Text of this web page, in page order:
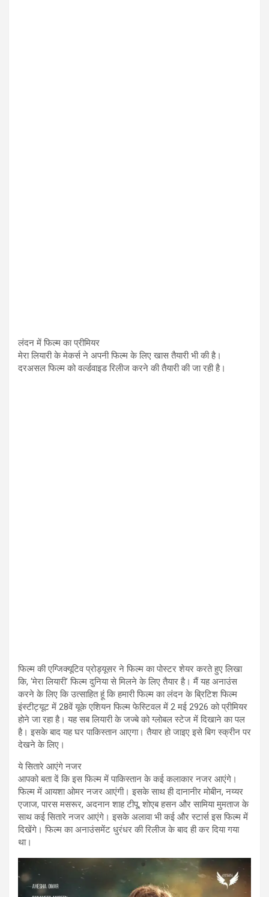
लंदन में फिल्म का प्रीमियर
मेरा लियारी के मेकर्स ने अपनी फिल्म के लिए खास तैयारी भी की है।
दरअसल फिल्म को वर्ल्डवाइड रिलीज करने की तैयारी की जा रही है।
फिल्म की एग्जिक्यूटिव प्रोड्यूसर ने फिल्म का पोस्टर शेयर करते हुए लिखा
कि, ‘मेरा लियारी’ फिल्म दुनिया से मिलने के लिए तैयार है। मैं यह अनाउंस
करने के लिए कि उत्साहित हूं कि हमारी फिल्म का लंदन के ब्रिटिश फिल्म
इंस्टीट्यूट में 28वें यूके एशियन फिल्म फेस्टिवल में 2 मई 2926 को प्रीमियर
होने जा रहा है। यह सब लियारी के जज्बे को ग्लोबल स्टेज में दिखाने का पल
है। इसके बाद यह घर पाकिस्तान आएगा। तैयार हो जाइए इसे बिग स्क्रीन पर
देखने के लिए।
ये सितारे आएंगे नजर
आपको बता दें कि इस फिल्म में पाकिस्तान के कई कलाकार नजर आएंगे।
फिल्म में आयशा ओमर नजर आएंगी। इसके साथ ही दानानीर मोबीन, नय्यर
एजाज, पारस मसरूर, अदनान शाह टीपू, शोएब हसन और सामिया मुमताज के
साथ कई सितारे नजर आएंगे। इसके अलावा भी कई और स्टार्स इस फिल्म में
दिखेंगे। फिल्म का अनाउंसमेंट धुरंधर की रिलीज के बाद ही कर दिया गया
था।